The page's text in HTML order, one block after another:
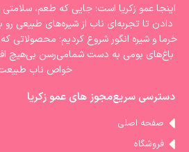
اینجا عمو زکریا است؛ جایی که طعم،
دادن تا تجربه‌ای ناب از شیره‌های طبیعی رو
خرما و شیره انگور شروع کردیم؛ محصولاتی
باغ‌های بومی به دست شمامی‌رسن بی‌هیچ
خواص ناب
دسترسی سریعمجوز های عمو زکریا
صفحه اصلی
فروشگاه